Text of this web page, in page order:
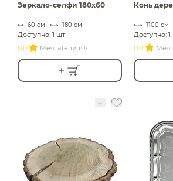
Зеркало-селфи 180х60
60 см 180 см
Доступно: 1 шт
0.0
Мечтатели (0)
Конь
1100 см
Доступно: 1
0.0